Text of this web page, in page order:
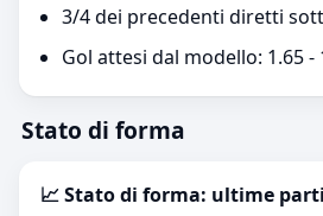
3/4 dei precedenti diretti
Gol attesi dal modello: 1.65 -
Stato di forma
📈 Stato di forma: ultime